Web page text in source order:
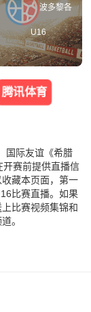
波多黎各
U16
腾讯体育
国际友谊《希腊
开赛前提供直播信
藏本页面，第一
比赛直播。如果
比赛视频集锦和
。